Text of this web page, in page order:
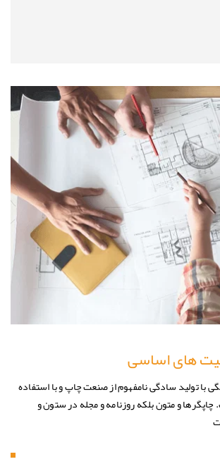
های اساسی
با تولید سادگی نامفهوم از صنعت چاپ و با استفاده
و متون بلکه روزنامه و مجله در ستون و